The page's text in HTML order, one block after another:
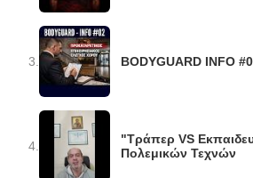
3. BODYGUARD INFO
4.
"Τράπερ VS
Πολεμικών Τεχνών